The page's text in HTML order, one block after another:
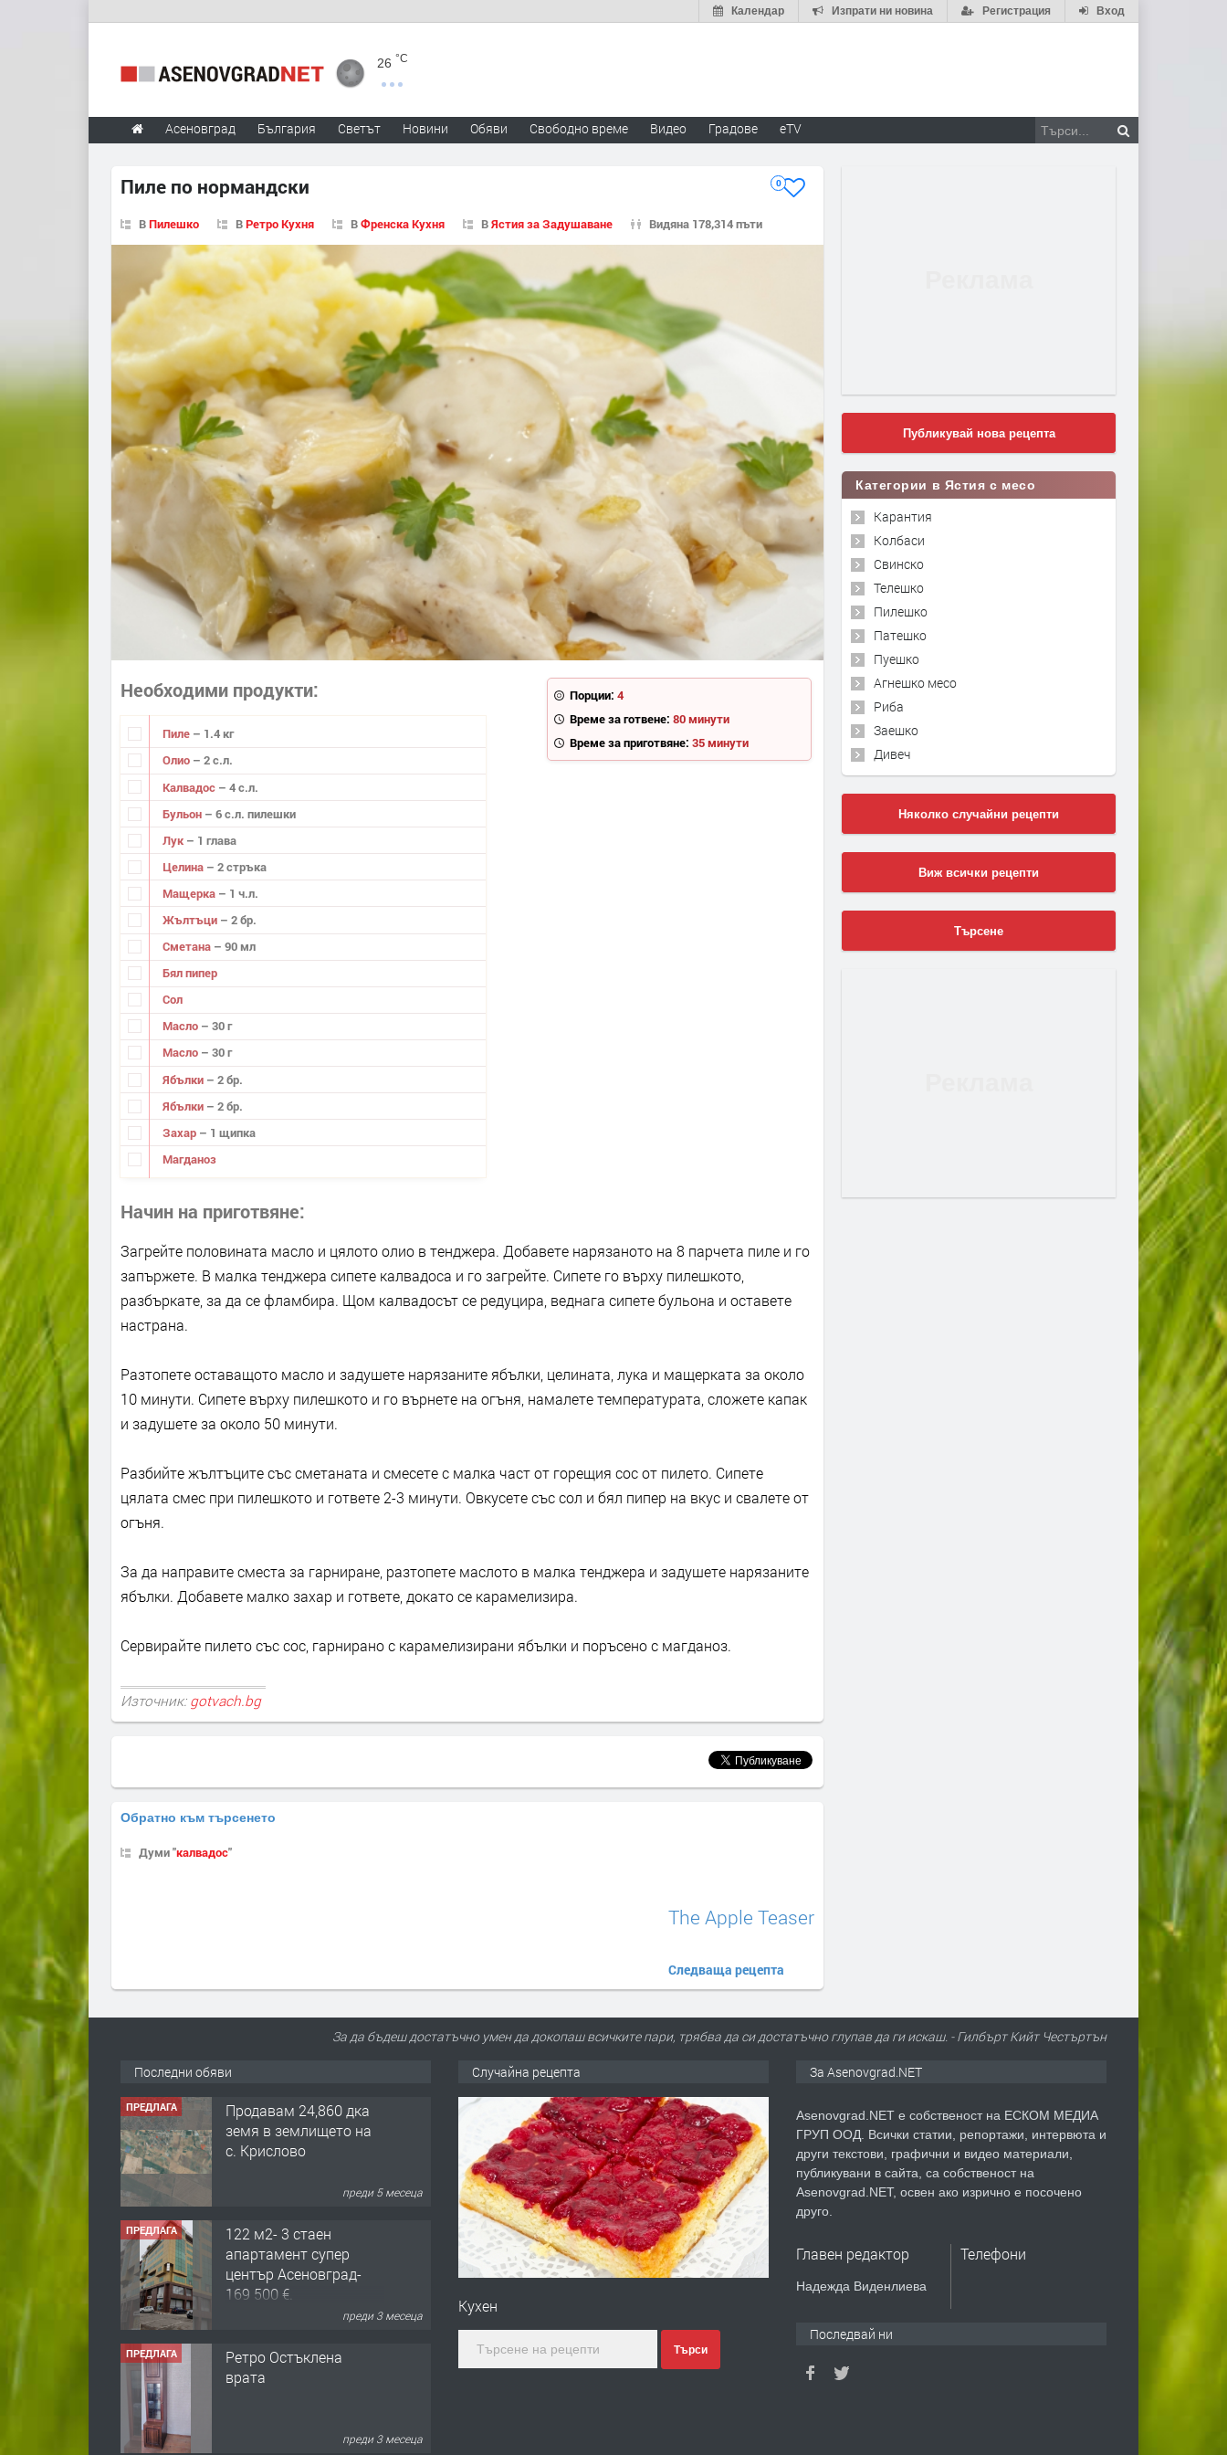
Вход
Регистрация
Изпрати ни новина
Календар
26 °C
Асеновград България Светът Новини Обяви Свободно време Видео Градове eTV
Пиле по нормандски 0
ВПилешко ВРетро Кухня ВФренска Кухня ВЯстия за Задушаване Видяна 178,314 пъти
Порции: 4
Време за готвене: 80 минути
Време за приготвяне: 35 минути
Необходими продукти
Пиле – 1.4 кг
Олио – 2 с.л.
Калвадос – 4 с.л.
Бульон – 6 с.л. пилешки
Лук – 1 глава
Целина – 2 стръка
Мащерка – 1 ч.л.
Жълтъци – 2 бр.
Сметана – 90 мл
Бял пипер
Сол
Масло – 30 г
Масло – 30 г
Ябълки – 2 бр.
Ябълки – 2 бр.
Захар – 1 щипка
Магданоз
Начин на приготвяне
Загрейте половината масло и цялото олио в тенджера. Добавете нарязаното на 8 парчета пиле и го
запържете. В малка тенджера сипете калвадоса и го загрейте. Сипете го върху пилешкото,
разбъркате, за да се фламбира. Щом калвадосът се редуцира, веднага сипете бульона и оставете
настрана.
Разтопете оставащото масло и задушете нарязаните ябълки, целината, лука и мащерката за около
10 минути. Сипете върху пилешкото и го върнете на огъня, намалете температурата, сложете капак
и задушете за около 50 минути.
Разбийте жълтъците със сметаната и смесете с малка част от горещия сос от пилето. Сипете
цялата смес при пилешкото и гответе 2-3 минути. Овкусете със сол и бял пипер на вкус и свалете от
огъня.
За да направите сместа за гарниране, разтопете маслото в малка тенджера и задушете нарязаните
ябълки. Добавете малко захар и гответе, докато се карамелизира.
Сервирайте пилето със сос, гарнирано с карамелизирани ябълки и поръсено с магданоз.
Източник: gotvach.bg
Обратно към търсенето
Думи "калвадос"
The Apple Teaser
Следваща рецепта
Публикувай нова рецепта
Категории в Ястия с месо
Карантия
Колбаси
Свинско
Телешко
Пилешко
Патешко
Пуешко
Агнешко месо
Риба
Заешко
Дивеч
Няколко случайни рецепти
Виж всички рецепти
Търсене
За да бъдеш достатъчно умен да докопаш всичките пари, трябва да си достатъчно глупав да ги искаш. - Гилбърт Кийт Честъртън
Последни обяви
ПРЕДЛАГА
Продавам 24,860 дка
земя в землището на
с. Крислово
преди 5 месеца
ПРЕДЛАГА
122 м2- 3 стаен
апартамент супер
център Асеновград-
169 500 €.
преди 3 месеца
ПРЕДЛАГА
Ретро Остъклена
врата
преди 3 месеца
Случайна рецепта
Кухен
Търси
За Asenovgrad.NET
Asenovgrad.NET е собственост на ЕСКОМ МЕДИА
ГРУП ООД. Всички статии, репортажи, интервюта и
други текстови, графични и видео материали,
публикувани в сайта, са собственост на
Asenovgrad.NET, освен ако изрично е посочено
друго.
Главен редактор
Надежда Виденлиева
Телефони
Последвай ни